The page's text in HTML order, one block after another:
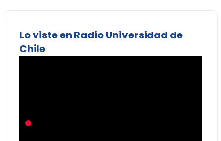
Lo viste en Radio Universidad de
Chile